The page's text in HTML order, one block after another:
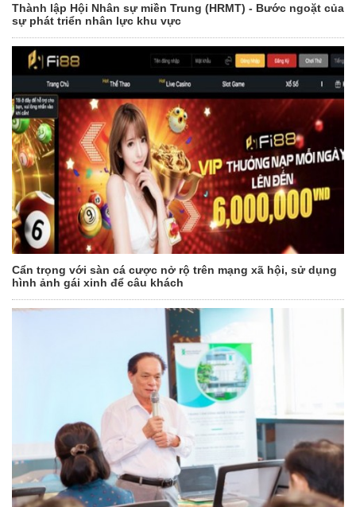
Thành lập Hội Nhân sự miền Trung (HRMT) - Bước ngoặt của
sự phát triển nhân lực khu vực
Cẩn trọng với sàn cá cược nở rộ trên mạng xã hội, sử dụng
hình ảnh gái xinh để câu khách